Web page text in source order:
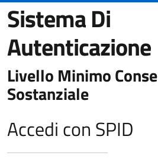
Sistema Di
Autenticazione
Livello Minimo
Sostanziale
Accedi con SPID